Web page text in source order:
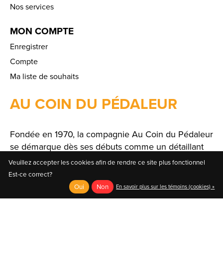
Nos services
MON COMPTE
Enregistrer
Compte
Ma liste de souhaits
AU COIN DU PÉDALEUR
Fondée en 1970, la compagnie Au Coin du Pédaleur
se démarque dès ses débuts comme un détaillant
spécialisé offrant un large choix de produits et de
solutions.
Veuillez accepter les cookies afin de rendre ce site plus fonctionnel
Est-ce correct?
Oui
Non En savoir plus sur les témoins (cookies) »